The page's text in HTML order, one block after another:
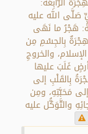
الله عليه
هَجْرُ ما نَهَى
وتنقسم باعتِبارٍ آخر إلى قسمين: 1- هِجْرَةٌ بِالجِسْمِ مِن
والخروجِ
غَلَبَ عليها
وغير ذلك مِن الأنواع. 2- الهِجْرَةُ بِالقَلْبِ إلى
مَحَبَّتِهِ، ومِن
والتَّوَكُّل عليه